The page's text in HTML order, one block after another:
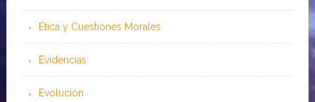
Ética y Cuestiones Morales
Evidencias
Evolución